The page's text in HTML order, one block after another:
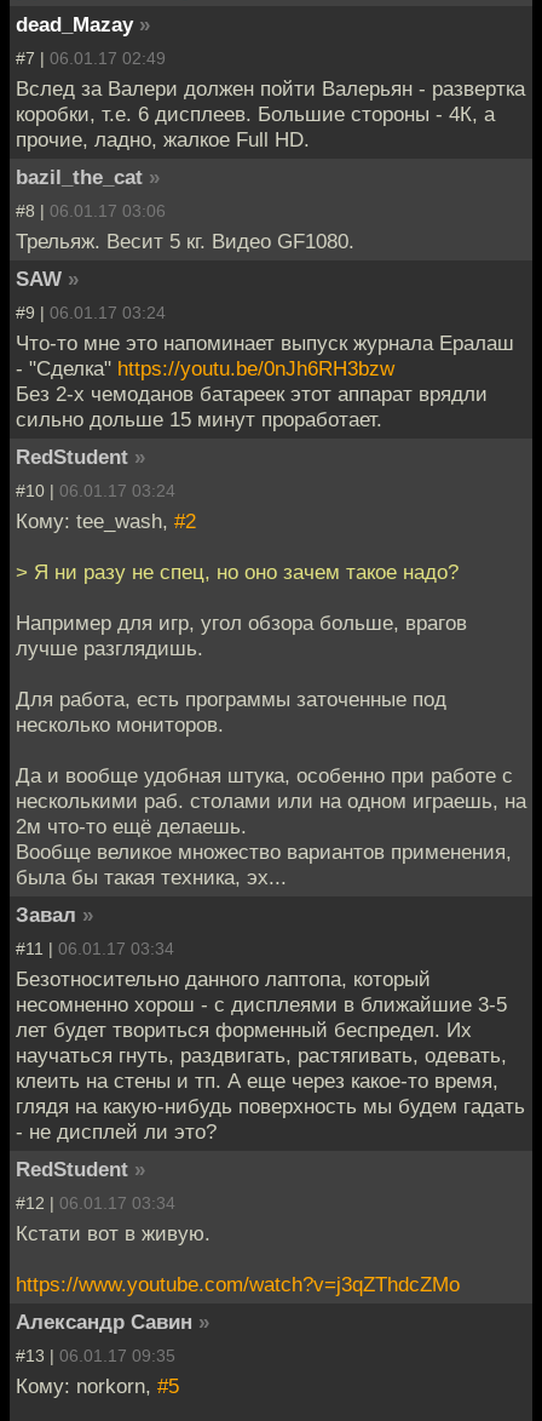
dead_Mazay »
#7 | 06.01.17 02:49
Вслед за Валери должен пойти Валерьян - развертка
коробки, т.е. 6 дисплеев. Большие стороны - 4К, а
прочие, ладно, жалкое Full HD.
bazil_the_cat »
#8 | 06.01.17 03:06
Трельяж. Весит 5 кг. Видео GF1080.
SAW »
#9 | 06.01.17 03:24
Что-то мне это напоминает выпуск журнала Ералаш
- "Сделка" https://youtu.be/0nJh6RH3bzw
Без 2-х чемоданов батареек этот аппарат врядли
сильно дольше 15 минут проработает.
RedStudent »
#10 | 06.01.17 03:24
Кому: tee_wash, #2
> Я ни разу не спец, но оно зачем такое надо?
Например для игр, угол обзора больше, врагов
лучше разглядишь.
Для работа, есть программы заточенные под
несколько мониторов.
Да и вообще удобная штука, особенно при работе с
несколькими раб. столами или на одном играешь, на
2м что-то ещё делаешь.
Вообще великое множество вариантов применения,
была бы такая техника, эх...
Завал »
#11 | 06.01.17 03:34
Безотносительно данного лаптопа, который
несомненно хорош - с дисплеями в ближайшие 3-5
лет будет твориться форменный беспредел. Их
научаться гнуть, раздвигать, растягивать, одевать,
клеить на стены и тп. А еще через какое-то время,
глядя на какую-нибудь поверхность мы будем гадать
- не дисплей ли это?
RedStudent »
#12 | 06.01.17 03:34
Кстати вот в живую.
https://www.youtube.com/watch?v=j3qZThdcZMo
Александр Савин »
#13 | 06.01.17 09:35
Кому: norkorn, #5